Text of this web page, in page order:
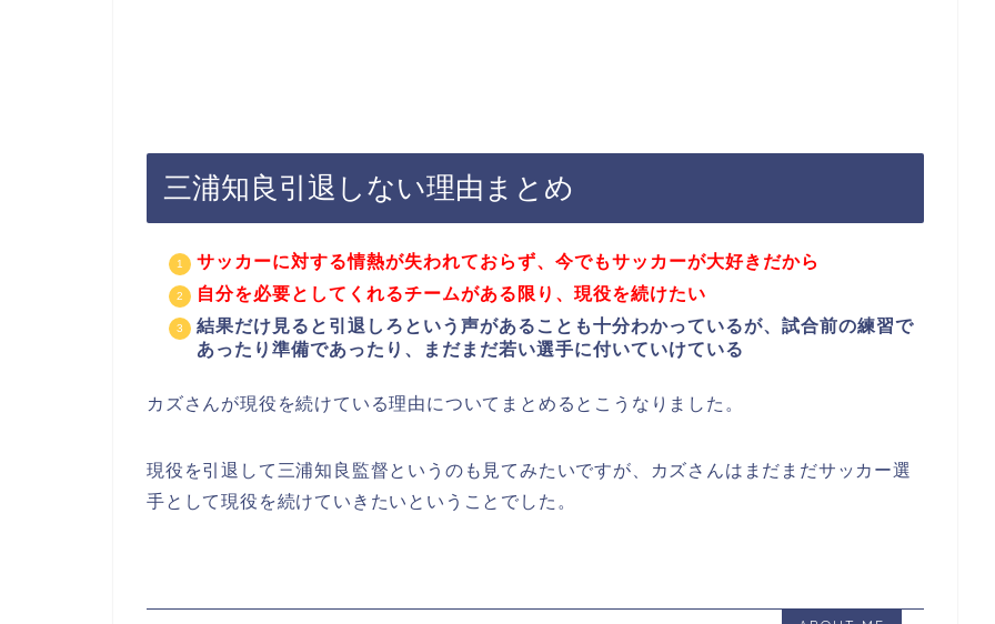
三浦知良引退しない理由まとめ
サッカーに対する情熱が失われておらず、今でもサッカーが大好きだから
自分を必要としてくれるチームがある限り、現役を続けたい
結果だけ見ると引退しろという声があることも十分わかっているが、試合前の練習で
あったり準備であったり、まだまだ若い選手に付いていけている
カズさんが現役を続けている理由についてまとめるとこうなりました。
現役を引退して三浦知良監督というのも見てみたいですが、カズさんはまだまだサッカー選
手として現役を続けていきたいということでした。